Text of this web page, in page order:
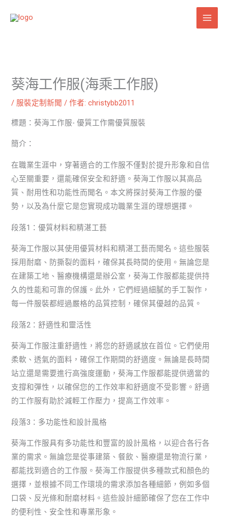
葵海工作服(海乘工作服)
/ 服裝定制新聞 / 作者:christybb2011
標題：葵海工作服- 優質工作需優質服裝
簡介：
在職業生涯中，穿著適合的工作服不僅對於提升形象和自信
心至關重要，還能確保安全和舒適。葵海工作服以其高品
質、耐用性和功能性而聞名。本文將探討葵海工作服的優
勢，以及為什麼它是您實現成功職業生涯的理想選擇。
段落1：優質材料和精湛工藝
葵海工作服以其使用優質材料和精湛工藝而聞名。這些服裝
採用耐磨、防撕裂的面料，確保其長時間的使用。無論您是
在建築工地、醫療機構還是辦公室，葵海工作服都能提供持
久的性能和可靠的保護。此外，它們經過細膩的手工製作，
每一件服裝都經過嚴格的品質控制，確保其優越的品質。
段落2：舒適性和靈活性
葵海工作服注重舒適性，將您的舒適感放在首位。它們使用
柔軟、透氣的面料，確保工作期間的舒適度。無論是長時間
站立還是需要進行高強度運動，葵海工作服都能提供適當的
支撐和彈性，以確保您的工作效率和舒適度不受影響。舒適
的工作服有助於減輕工作壓力，提高工作效率。
段落3：多功能性和設計風格
葵海工作服具有多功能性和豐富的設計風格，以迎合各行各
業的需求。無論您是從事建築、餐飲、醫療還是物流行業，
都能找到適合的工作服。葵海工作服提供多種款式和顏色的
選擇，並根據不同工作環境的需求添加各種細節，例如多個
口袋、反光條和耐磨材料。這些設計細節確保了您在工作中
的便利性、安全性和專業形象。